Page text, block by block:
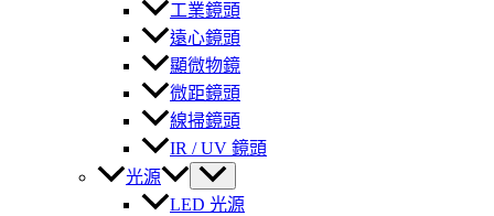
工業鏡頭
遠心鏡頭
顯微物鏡
微距鏡頭
線掃鏡頭
IR / UV 鏡頭
光源
LED 光源